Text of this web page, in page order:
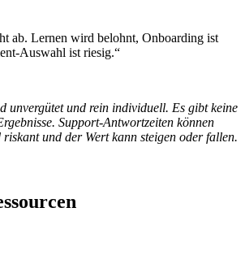
ab. Lernen wird belohnt, Onboarding ist
Auswahl ist riesig.“
unvergütet und rein individuell. Es gibt keine
Support-Antwortzeiten können
und der Wert kann steigen oder fallen.